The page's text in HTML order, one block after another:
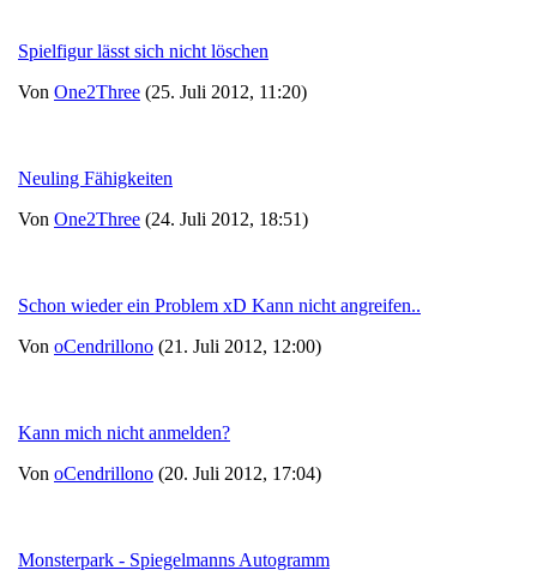
Spielfigur lässt sich nicht löschen
Von One2Three (25. Juli 2012, 11:20)
Neuling Fähigkeiten
Von One2Three (24. Juli 2012, 18:51)
Schon wieder ein Problem xD Kann nicht angreifen..
Von oCendrillono (21. Juli 2012, 12:00)
Kann mich nicht anmelden?
Von oCendrillono (20. Juli 2012, 17:04)
Monsterpark - Spiegelmanns Autogramm